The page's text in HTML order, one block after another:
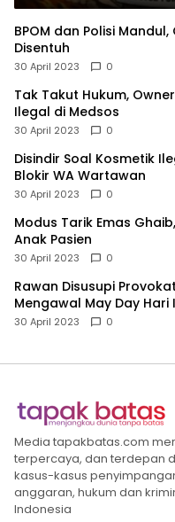
BPOM dan Polisi
Disentuh
30 April 2023 0
Tak Takut Hukum,
Ilegal di Medsos
30 April 2023 0
Disindir Soal Kosmetik
Blokir WA Wartawan
30 April 2023 0
Modus Tarik Emas
Anak Pasien
30 April 2023 0
Rawan Disusupi
Mengawal May Day Hari
30 April 2023 0
Media tapakbatas.com
terpercaya, dan terdepan
kasus-kasus
anggaran, hukum dan
Indonesia